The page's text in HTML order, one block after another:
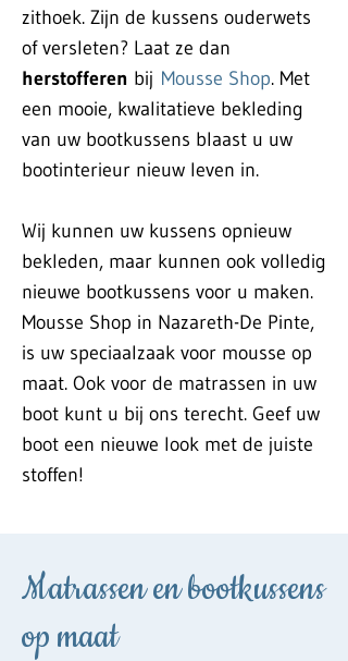
zithoek. Zijn de kussens ouderwets
of versleten? Laat ze dan
herstofferen bij Mousse Shop. Met
een mooie, kwalitatieve bekleding
van uw bootkussens blaast u uw
bootinterieur nieuw leven in.
Wij kunnen uw kussens opnieuw
bekleden, maar kunnen ook volledig
nieuwe bootkussens voor u maken.
Mousse Shop in Nazareth-De Pinte,
is uw speciaalzaak voor mousse op
maat. Ook voor de matrassen in uw
boot kunt u bij ons terecht. Geef uw
boot een nieuwe look met de juiste
stoffen!
Matrassen en bootkussens
op maat